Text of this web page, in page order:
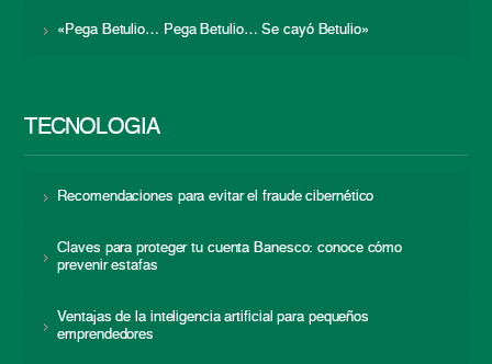
«Pega Betulio… Pega Betulio… Se cayó Betulio»
TECNOLOGÍA
Recomendaciones para evitar el fraude cibernético
Claves para proteger tu cuenta Banesco: conoce cómo
prevenir estafas
Ventajas de la inteligencia artificial para pequeños
emprendedores